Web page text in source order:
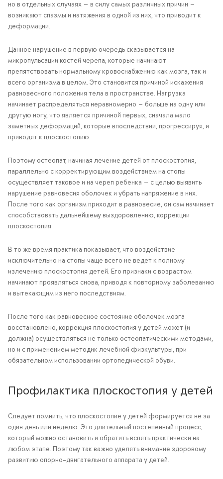
но в отдельных случаях — в силу самых различных причин —
возникают спазмы и натяжения в одной из них, что приводит к
деформации.
Данное нарушение в первую очередь сказывается на
микропульсации костей черепа, которые начинают
препятствовать нормальному кровоснабжению как мозга, так и
всего организма в целом. Это становится причиной искажения
равновесного положения тела в пространстве. Нагрузка
начинает распределяться неравномерно — больше на одну или
другую ногу, что является причиной первых, сначала мало
заметных деформаций, которые впоследствии, прогрессируя, и
приводят к плоскостопию.
Поэтому остеопат, начиная лечение детей от плоскостопия,
параллельно с корректирующим воздействием на стопы
осуществляет таковое и на череп ребенка — с целью выявить
нарушение равновесия оболочек и убрать напряжение в них.
После того как организм приходит в равновесие, он сам начинает
способствовать дальнейшему выздоровлению, коррекции
плоскостопия.
В то же время практика показывает, что воздействие
исключительно на стопы чаще всего не ведет к полному
излечению плоскостопия детей. Его признаки с возрастом
начинают проявляться снова, приводя к повторному заболеванию
и вытекающим из него последствиям.
После того как равновесное состояние оболочек мозга
восстановлено, коррекция плоскостопия у детей может (и
должна) осуществляться не только остеопатическими методами,
но и с применением методик лечебной физкультуры, при
обязательном использовании ортопедической обуви.
Профилактика плоскостопия у детей
Следует помнить, что плоскостопие у детей формируется не за
один день или неделю. Это длительный постепенный процесс,
который можно остановить и обратить вспять практически на
любом этапе. Поэтому так важно уделять внимание здоровому
развитию опорно-двигательного аппарата у детей.